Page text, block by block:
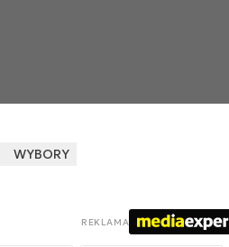
WYBORY
REKLAMA